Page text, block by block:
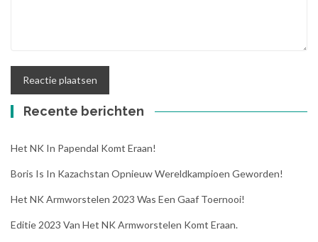
Recente berichten
Het NK In Papendal Komt Eraan!
Boris Is In Kazachstan Opnieuw Wereldkampioen Geworden!
Het NK Armworstelen 2023 Was Een Gaaf Toernooi!
Editie 2023 Van Het NK Armworstelen Komt Eraan.